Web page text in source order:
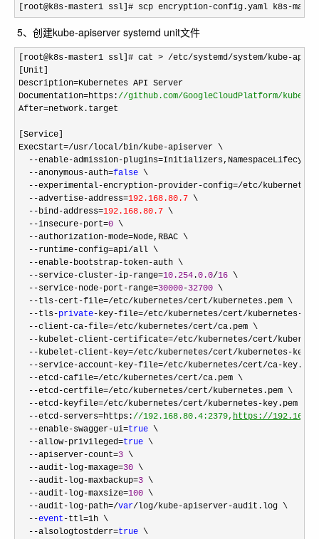
[root@k8s-master1 ssl]# scp encryption-config.yaml k8s-
5、创建kube-apiserver systemd unit文件
[root@k8s-master1 ssl]# cat > /etc/systemd/system/kube-
[Unit]
Description=Kubernetes API Server
Documentation=https://github.com/GoogleCloudPlatform/
After=network.target
[Service]
ExecStart=/usr/local/bin/kube-apiserver \
--enable-admission-plugins=
--anonymous-auth=false \
--experimental-encryption-provider-config=/etc/
--advertise-address=192.168.80.7 \
--bind-address=192.168.80.7 \
--insecure-port=0 \
--authorization-mode=Node,RBAC \
--runtime-config=api/all \
--enable-bootstrap-token-auth \
--service-cluster-ip-range=10.254 .0.0/16 \
--service-node-port-range=30000-32700 \
--tls-cert-file=/etc/kubernetes/cert/kubernetes.pem \
--tls-private-key-file=/etc/kubernetes/cert/kubernetes-
--client-ca-file=/etc/kubernetes/cert/ca.pem \
--kubelet-client-certificate=/etc/kubernetes/cert/
--kubelet-client-key=/etc/kubernetes/cert/kubernetes-
--service-account-key-file=/etc/kubernetes/cert/ca-
--etcd-cafile=/etc/kubernetes/cert/ca.pem \
--etcd-certfile=/etc/kubernetes/cert/kubernetes.pem \
--etcd-keyfile=/etc/kubernetes/cert/kubernetes-key.pem \
--etcd-servers=https://192.168.80.4:2379, https://
  --enable-swagger-ui=
true \
--allow-privileged=true \
--apiserver-count=3 \
--audit-log-maxage=30 \
--audit-log-maxbackup=3 \
--audit-log-maxsize=100 \
--audit-log-path=/var/log/kube-apiserver-audit.log \
--event -ttl=1h \
--alsologtostderr=true \